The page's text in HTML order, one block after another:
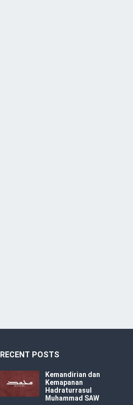
RECENT POSTS
Kemandirian dan
Kemapanan
Hadraturrasul
Muhammad SAW